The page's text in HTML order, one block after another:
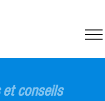
conseils